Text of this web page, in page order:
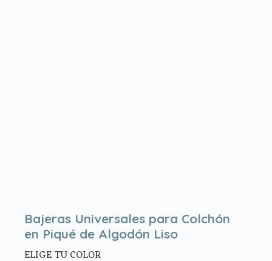
Bajeras Universales para Colchón
en Piqué de Algodón Liso
ELIGE TU COLOR